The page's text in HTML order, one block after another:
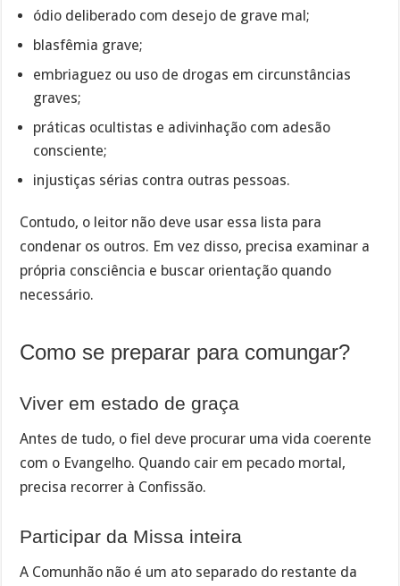
ódio deliberado com desejo de grave mal;
blasfêmia grave;
embriaguez ou uso de drogas em circunstâncias
graves;
práticas ocultistas e adivinhação com adesão
consciente;
injustiças sérias contra outras pessoas.
Contudo, o leitor não deve usar essa lista para
condenar os outros. Em vez disso, precisa examinar a
própria consciência e buscar orientação quando
necessário.
Como se preparar para comungar?
Viver em estado de graça
Antes de tudo, o fiel deve procurar uma vida coerente
com o Evangelho. Quando cair em pecado mortal,
precisa recorrer à Confissão.
Participar da Missa inteira
A Comunhão não é um ato separado do restante da